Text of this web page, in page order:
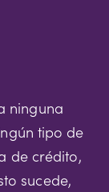
ninguna
tipo de
de crédito,
sucede,